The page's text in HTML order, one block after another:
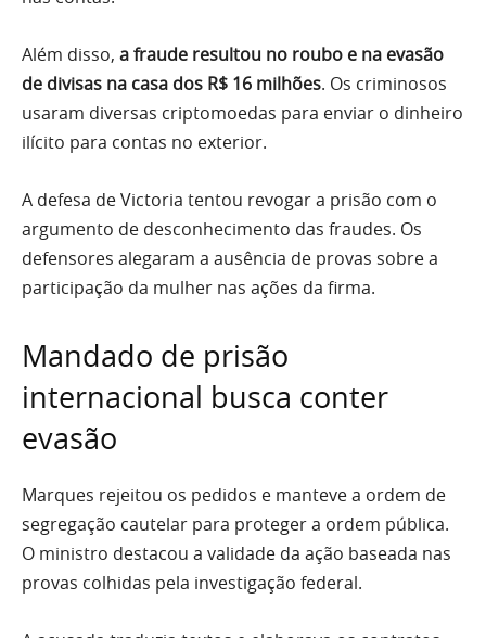
Além disso, a fraude resultou no roubo e na evasão
de divisas na casa dos R$ 16 milhões. Os criminosos
usaram diversas criptomoedas para enviar o dinheiro
ilícito para contas no exterior.
A defesa de Victoria tentou revogar a prisão com o
argumento de desconhecimento das fraudes. Os
defensores alegaram a ausência de provas sobre a
participação da mulher nas ações da firma.
Mandado de prisão
internacional busca conter
evasão
Marques rejeitou os pedidos e manteve a ordem de
segregação cautelar para proteger a ordem pública.
O ministro destacou a validade da ação baseada nas
provas colhidas pela investigação federal.